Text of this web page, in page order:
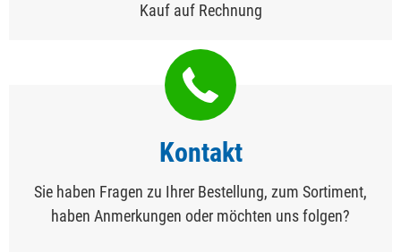
Kauf auf Rechnung
Kontakt
Sie haben Fragen zu Ihrer Bestellung, zum Sortiment,
haben Anmerkungen oder möchten uns folgen?